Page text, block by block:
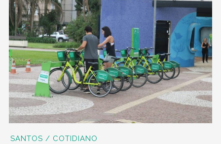
SANTOS / COTIDIANO